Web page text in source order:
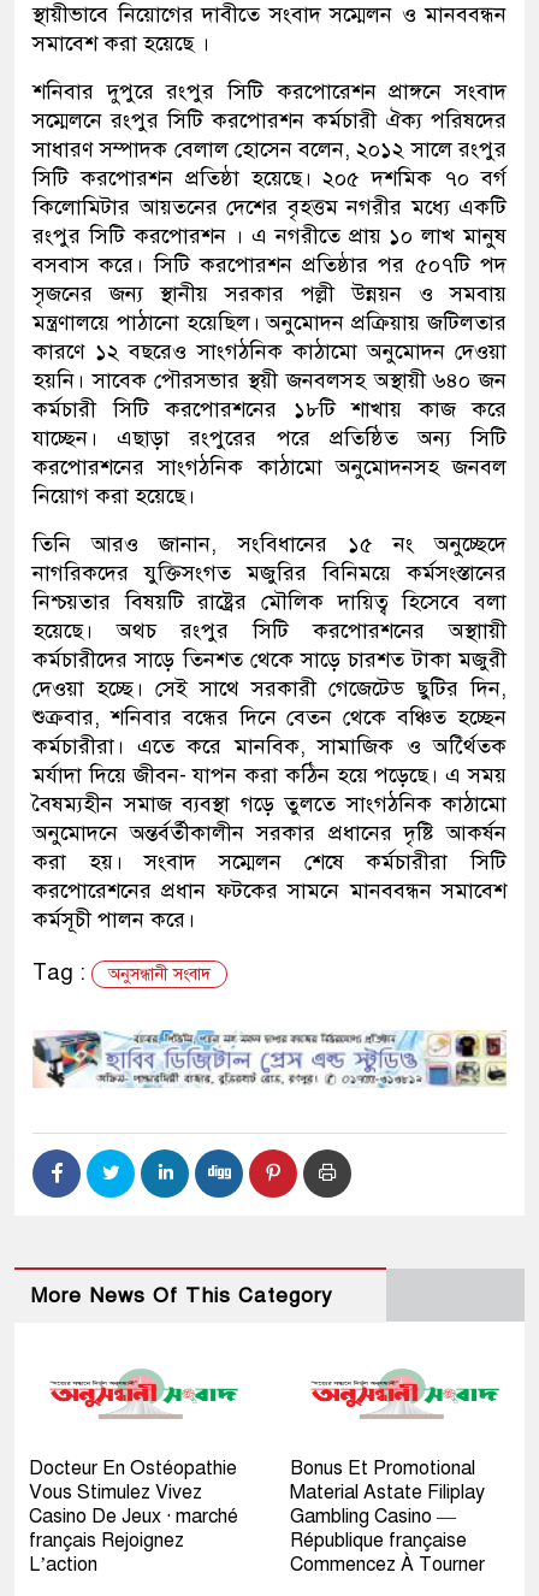
স্থায়ীভাবে নিয়োগের দাবীতে সংবাদ সম্মেলন ও মানববন্ধন
সমাবেশ করা হয়েছে ।
শনিবার দুপুরে রংপুর সিটি করপোরেশন প্রাঙ্গনে সংবাদ
সম্মেলনে রংপুর সিটি করপোরশন কর্মচারী ঐক্য পরিষদের
সাধারণ সম্পাদক বেলাল হোসেন বলেন, ২০১২ সালে রংপুর
সিটি করপোরশন প্রতিষ্ঠা হয়েছে। ২০৫ দশমিক ৭০ বর্গ
কিলোমিটার আয়তনের দেশের বৃহত্তম নগরীর মধ্যে একটি
রংপুর সিটি করপোরশন । এ নগরীতে প্রায় ১০ লাখ মানুষ
বসবাস করে। সিটি করপোরশন প্রতিষ্ঠার পর ৫০৭টি পদ
সৃজনের জন্য স্থানীয় সরকার পল্লী উন্নয়ন ও সমবায়
মন্ত্রণালয়ে পাঠানো হয়েছিল। অনুমোদন প্রক্রিয়ায় জটিলতার
কারণে ১২ বছরেও সাংগঠনিক কাঠামো অনুমোদন দেওয়া
হয়নি। সাবেক পৌরসভার স্থয়ী জনবলসহ অস্থায়ী ৬৪০ জন
কর্মচারী সিটি করপোরশনের ১৮টি শাখায় কাজ করে
যাচ্ছেন। এছাড়া রংপুরের পরে প্রতিষ্ঠিত অন্য সিটি
করপোরশনের সাংগঠনিক কাঠামো অনুমোদনসহ জনবল
নিয়োগ করা হয়েছে।
তিনি আরও জানান, সংবিধানের ১৫ নং অনুচ্ছেদে
নাগরিকদের যুক্তিসংগত মজুরির বিনিময়ে কর্মসংস্তানের
নিশ্চয়তার বিষয়টি রাষ্ট্রের মৌলিক দায়িত্ব হিসেবে বলা
হয়েছে। অথচ রংপুর সিটি করপোরশনের অস্থাায়ী
কর্মচারীদের সাড়ে তিনশত থেকে সাড়ে চারশত টাকা মজুরী
দেওয়া হচ্ছে। সেই সাথে সরকারী গেজেটেড ছুটির দিন,
শুক্রবার, শনিবার বন্ধের দিনে বেতন থেকে বঞ্চিত হচ্ছেন
কর্মচারীরা। এতে করে মানবিক, সামাজিক ও অর্থিৈতক
মর্যাদা দিয়ে জীবন- যাপন করা কঠিন হয়ে পড়েছে। এ সময়
বৈষম্যহীন সমাজ ব্যবস্থা গড়ে তুলতে সাংগঠনিক কাঠামো
অনুমোদনে অন্তর্বর্তীকালীন সরকার প্রধানের দৃষ্টি আকর্ষন
করা হয়। সংবাদ সম্মেলন শেষে কর্মচারীরা সিটি
করপোরেশনের প্রধান ফটকের সামনে মানববন্ধন সমাবেশ
কর্মসূচী পালন করে।
Tag :
অনুসন্ধানী সংবাদ
More News Of This Category
Docteur En Ostéopathie
Vous Stimulez Vivez
Casino De Jeux · marché
français Rejoignez
L’action
Bonus Et Promotional
Material Astate Filiplay
Gambling Casino —
République française
Commencez À Tourner